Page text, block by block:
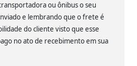
ou ônibus o seu
e lembrando que o frete é
do cliente visto que esse
no ato de recebimento em sua